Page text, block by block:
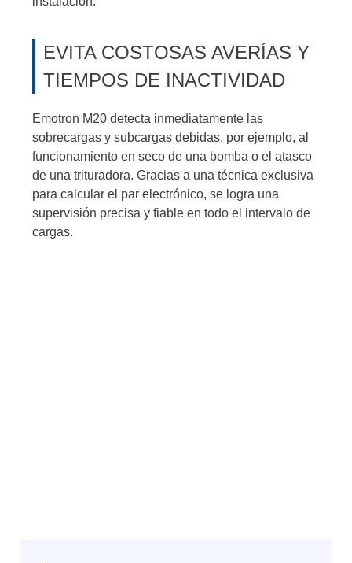
EVITA COSTOSAS AVERÍAS Y
TIEMPOS DE INACTIVIDAD
Emotron M20 detecta inmediatamente las
sobrecargas y subcargas debidas, por ejemplo, al
funcionamiento en seco de una bomba o el atasco
de una trituradora. Gracias a una técnica exclusiva
para calcular el par electrónico, se logra una
supervisión precisa y fiable en todo el intervalo de
cargas.